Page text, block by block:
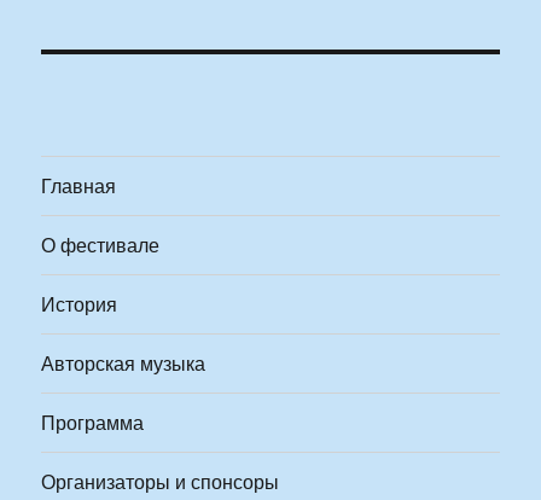
Главная
О фестивале
История
Авторская музыка
Программа
Организаторы и спонсоры